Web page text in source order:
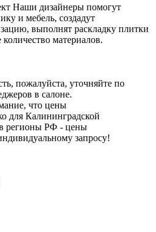
Наши дизайнеры помогут
и мебель, создадут
выполнят раскладку плитки
материалов.
пожалуйста, уточняйте по
в салоне.
что цены
для Калининградской
в регионы РФ - цены
запросу!